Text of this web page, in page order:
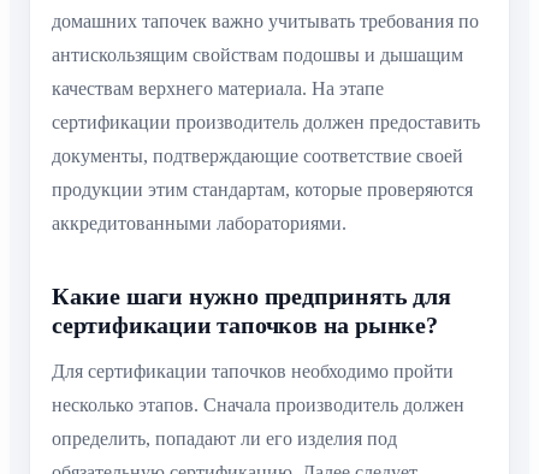
домашних тапочек важно учитывать требования по
антискользящим свойствам подошвы и дышащим
качествам верхнего материала. На этапе
сертификации производитель должен предоставить
документы, подтверждающие соответствие своей
продукции этим стандартам, которые проверяются
аккредитованными лабораториями.
Какие шаги нужно предпринять для
сертификации тапочков на рынке?
Для сертификации тапочков необходимо пройти
несколько этапов. Сначала производитель должен
определить, попадают ли его изделия под